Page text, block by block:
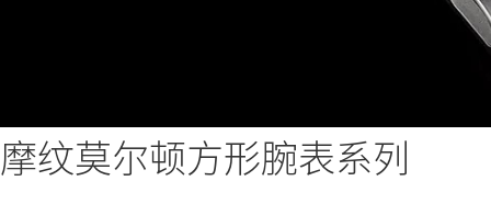
摩纹莫尔顿方形腕表系列